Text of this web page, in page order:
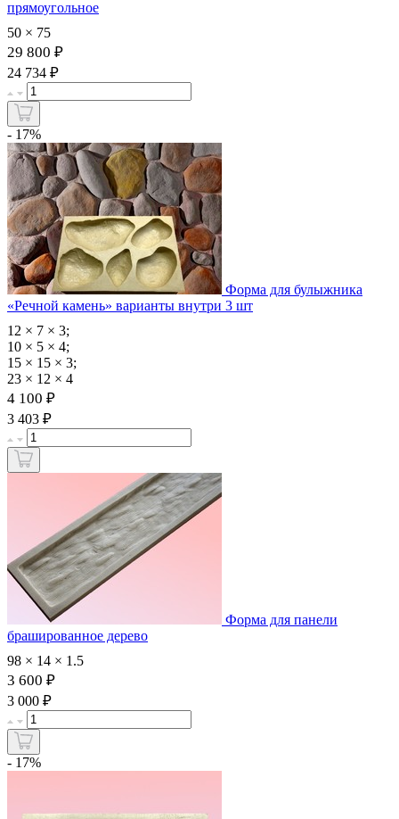
прямоугольное
50 × 75
29 800 ₽
24 734 ₽
- 17%
Форма для булыжника
«Речной камень» варианты внутри 3 шт
12 × 7 × 3;
10 × 5 × 4;
15 × 15 × 3;
23 × 12 × 4
4 100 ₽
3 403 ₽
Форма для панели
брашированное дерево
98 × 14 × 1.5
3 600 ₽
3 000 ₽
- 17%